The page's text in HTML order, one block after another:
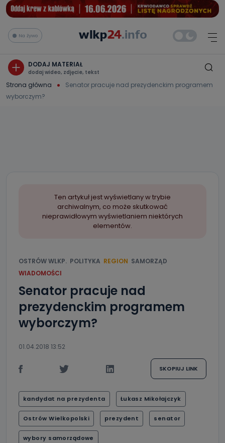
Na żywo
DODAJ MATERIAŁ
dodaj wideo, zdjęcie, tekst
Strona główna
Senator pracuje nad prezydenckim programem
wyborczym?
Ten artykuł jest wyświetlany w trybie
archiwalnym, co może skutkować
nieprawidłowym wyświetlaniem niektórych
elementów.
OSTRÓW WLKP. POLITYKA REGION SAMORZĄD
WIADOMOŚCI
Senator pracuje nad
prezydenckim programem
wyborczym?
01.04.2018 13:52
SKOPIUJ LINK
kandydat na prezydenta Łukasz Mikołajczyk
Ostrów Wielkopolski prezydent senator
wybory samorządowe